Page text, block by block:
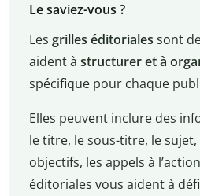
Le saviez-vous ?
Les grilles éditoriales sont
aident à structurer et à
spécifique pour chaque
Elles peuvent inclure des
le titre, le sous-titre, le sujet,
objectifs, les appels à
éditoriales vous aident à